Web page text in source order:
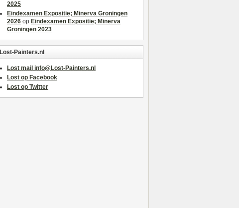
2025
Eindexamen Expositie; Minerva Groningen
2026 op Eindexamen Expositie; Minerva
Groningen 2023
Lost-Painters.nl
Lost mail info@Lost-Painters.nl
Lost op Facebook
Lost op Twitter